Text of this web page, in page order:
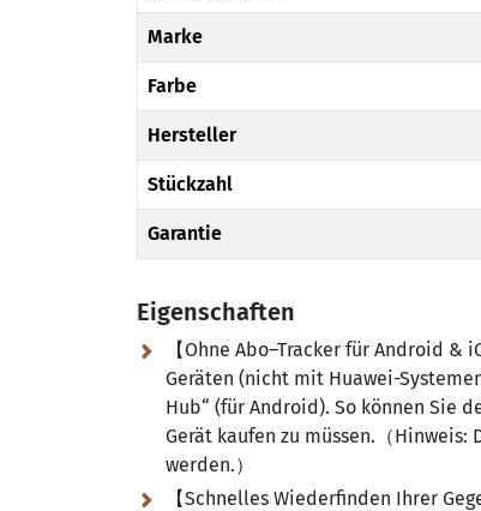
Marke
Farbe
Hersteller
Stückzahl
Garantie
Eigenschaften
【Ohne Abo–Tracker für Android
Geräten (nicht mit Huawei-
Hub“ (für Android). So können Sie
Gerät kaufen zu müssen.（Hinweis:
werden.）
【Schnelles Wiederfinden Ihrer